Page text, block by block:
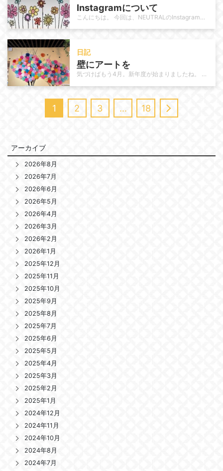
Instagramについて
こんにちは。 今回は、NEUTRALのInstagram運用についてご紹介します。 これまでNEUTRALのInstagra…
日記
壁にアートを
気づけばもう4月。新年度が始まりましたね。 年が明けてもう3か月。1/4が過ぎました。月日の流れが速いと感じるのは 私だけで…
1 2 3 … 18
アーカイブ
2026年8月
2026年7月
2026年6月
2026年5月
2026年4月
2026年3月
2026年2月
2026年1月
2025年12月
2025年11月
2025年10月
2025年9月
2025年8月
2025年7月
2025年6月
2025年5月
2025年4月
2025年3月
2025年2月
2025年1月
2024年12月
2024年11月
2024年10月
2024年8月
2024年7月